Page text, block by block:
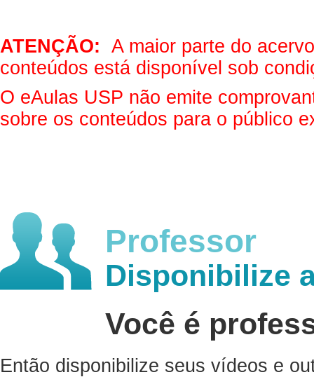
ATENÇÃO: A maior parte do
conteúdos está disponível sob
O eAulas USP não emite
sobre os conteúdos para o público
Professor
Disponibilize
Você é
Então disponibilize seus vídeos e